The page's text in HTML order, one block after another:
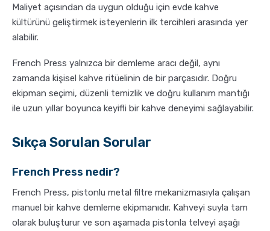
Maliyet açısından da uygun olduğu için evde kahve
kültürünü geliştirmek isteyenlerin ilk tercihleri arasında yer
alabilir.
French Press yalnızca bir demleme aracı değil, aynı
zamanda kişisel kahve ritüelinin de bir parçasıdır. Doğru
ekipman seçimi, düzenli temizlik ve doğru kullanım mantığı
ile uzun yıllar boyunca keyifli bir kahve deneyimi sağlayabilir.
Sıkça Sorulan Sorular
French Press nedir?
French Press, pistonlu metal filtre mekanizmasıyla çalışan
manuel bir kahve demleme ekipmanıdır. Kahveyi suyla tam
olarak buluşturur ve son aşamada pistonla telveyi aşağı